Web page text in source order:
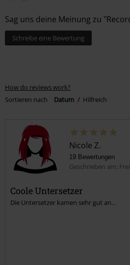
Sag uns deine Meinung zu
Schreibe eine Bewertung
How do reviews work?
Sortieren nach
Datum Hilfreich
Nicole Z.
19 Bewertungen
Geschrieben am:
Coole Untersetzer
Die Untersetzer kamen sehr gut an...